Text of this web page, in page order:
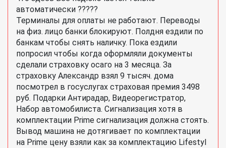
автоматически ?????
Терминалы для оплаты не работают. Переводы
на физ. лицо банки блокируют. Полдня ездили по
банкам чтобы снять наличку. Пока ездили
попросил чтобы когда оформляли документы
сделали страховку осаго на 3 месяца. За
страховку Александр взял 9 тысяч. дома
посмотрел в госуслугах страховая премия 3498
руб. Подарки Антирадар, Видеорегистратор,
Набор автомобилиста. Сигнализация хотя в
комплектации Prime сигнализация должна стоять.
Вывод машина не дотягивает по комплектации
на Prime цену взяли как за комплектацию Lifestyl